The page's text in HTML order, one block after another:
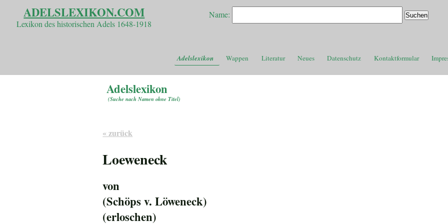
ADELSLEXIKON.COM
Lexikon des historischen Adels 1648-1918
Name:
Adelslexikon Wappen Literatur Neues Datenschutz Kontaktformular
Adelslexikon
(Suche nach Namen ohne Titel)
« zurück
Loeweneck
von
(Schöps v. Löweneck)
(erloschen)